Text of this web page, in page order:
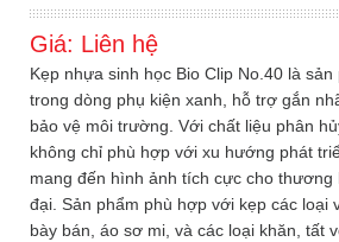
Giá: Liên hệ
Kẹp nhựa sinh học Bio Clip No.40 là
trong dòng phụ kiện xanh, hỗ trợ gắn
bảo vệ môi trường. Với chất liệu phân
không chỉ phù hợp với xu hướng phát
mang đến hình ảnh tích cực cho thương
đại. Sản phẩm phù hợp với kẹp các loại
bày bán, áo sơ mi, và các loại khăn, tất